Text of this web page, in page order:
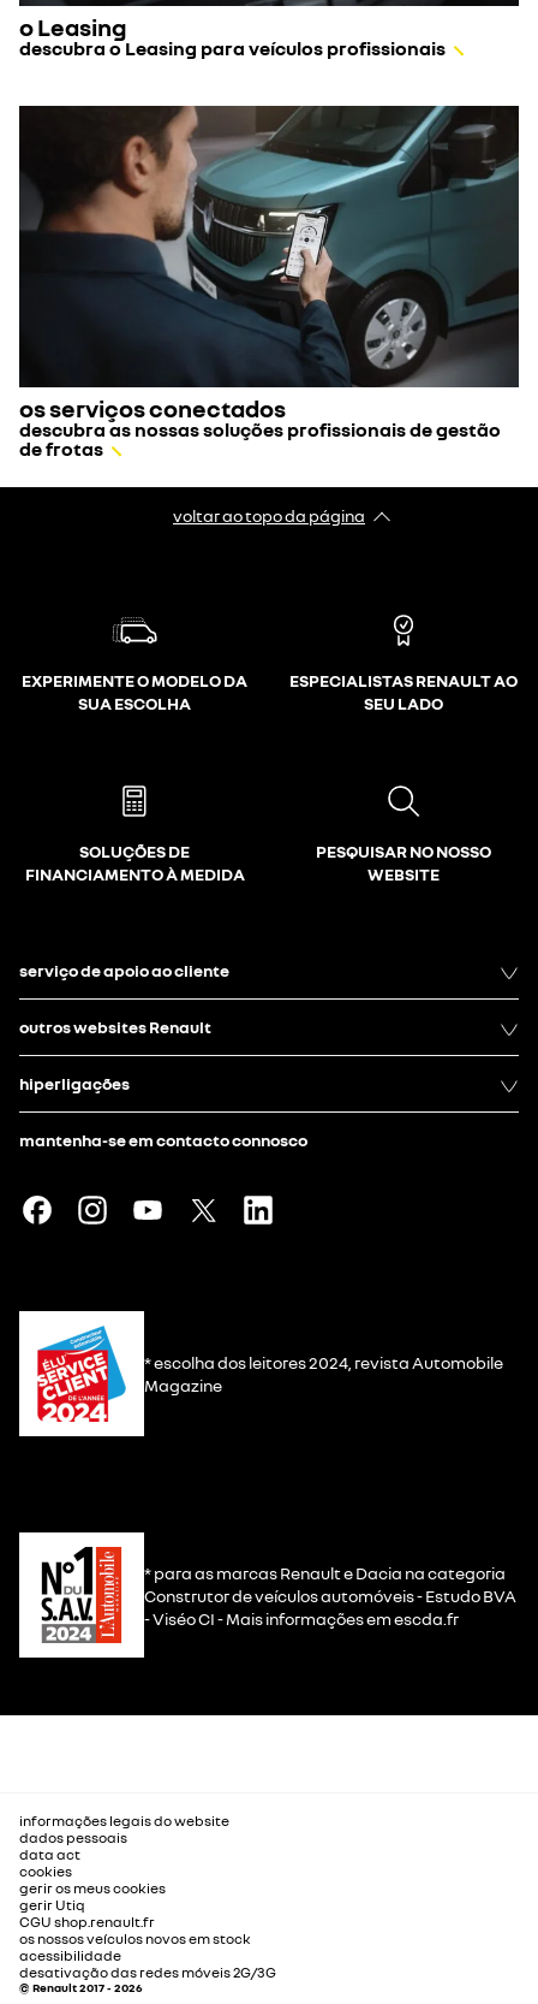
o Leasing
descubra o Leasing para veículos profissionais
os serviços conectados
descubra as nossas soluções profissionais de gestão
de frotas
voltar ao topo da página
EXPERIMENTE O MODELO DA
SUA ESCOLHA
ESPECIALISTAS RENAULT AO
SEU LADO
SOLUÇÕES DE
FINANCIAMENTO À MEDIDA
PESQUISAR NO NOSSO
WEBSITE
serviço de apoio ao cliente
outros websites Renault
hiperligações
mantenha-se em contacto connosco
* escolha dos leitores 2024, revista Automobile
Magazine
* para as marcas Renault e Dacia na categoria
Construtor de veículos automóveis - Estudo BVA
- Viséo CI - Mais informações em escda.fr
informações legais do website
dados pessoais
data act
cookies
gerir os meus cookies
gerir Utiq
CGU shop.renault.fr
os nossos veículos novos em stock
acessibilidade
desativação das redes móveis 2G/3G
© Renault 2017 - 2026